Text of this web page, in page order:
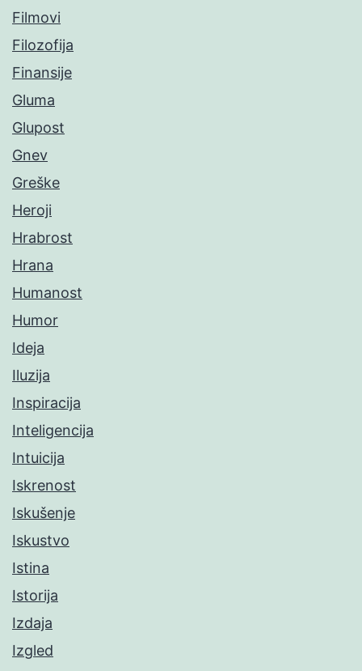
Filmovi
Filozofija
Finansije
Gluma
Glupost
Gnev
Greške
Heroji
Hrabrost
Hrana
Humanost
Humor
Ideja
Iluzija
Inspiracija
Inteligencija
Intuicija
Iskrenost
Iskušenje
Iskustvo
Istina
Istorija
Izdaja
Izgled